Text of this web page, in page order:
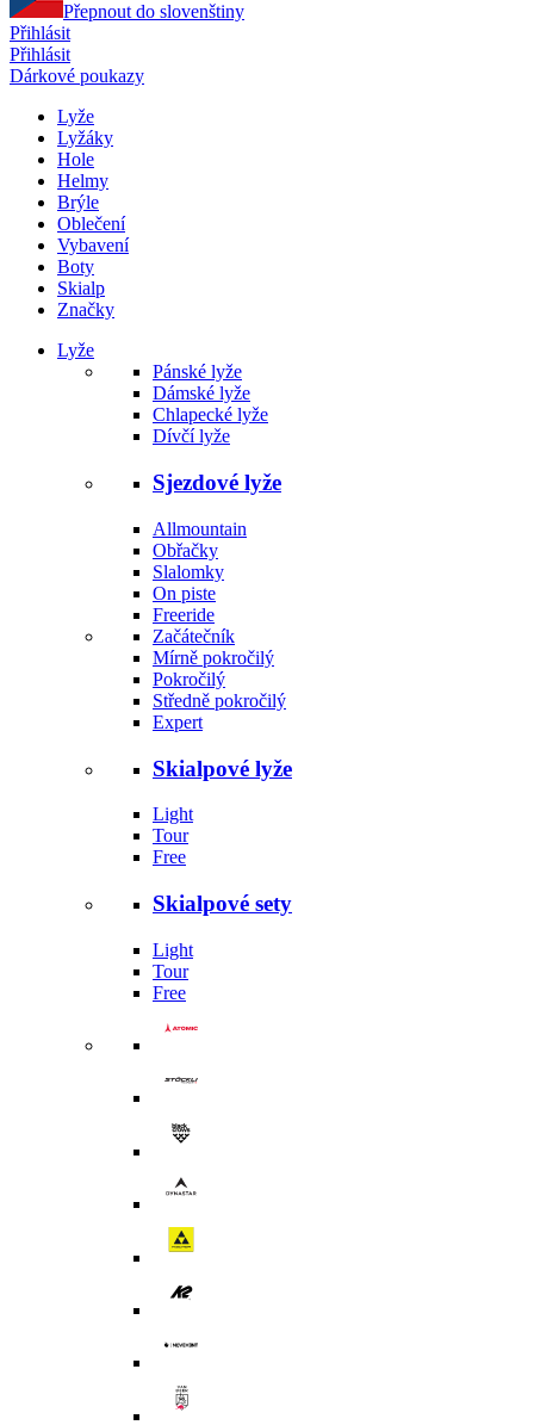
Přepnout do slovenštiny
Přihlásit
Přihlásit
Dárkové poukazy
Lyže
Lyžáky
Hole
Helmy
Brýle
Oblečení
Vybavení
Boty
Skialp
Značky
Lyže
Pánské lyže
Dámské lyže
Chlapecké lyže
Dívčí lyže
Sjezdové lyže
Allmountain
Obřačky
Slalomky
On piste
Freeride
Začátečník
Mírně pokročilý
Pokročilý
Středně pokročilý
Expert
Skialpové lyže
Light
Tour
Free
Skialpové sety
Light
Tour
Free